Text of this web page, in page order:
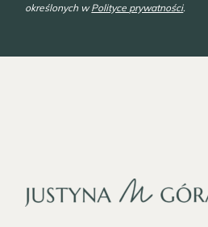
określonych wPolityce prywatności.